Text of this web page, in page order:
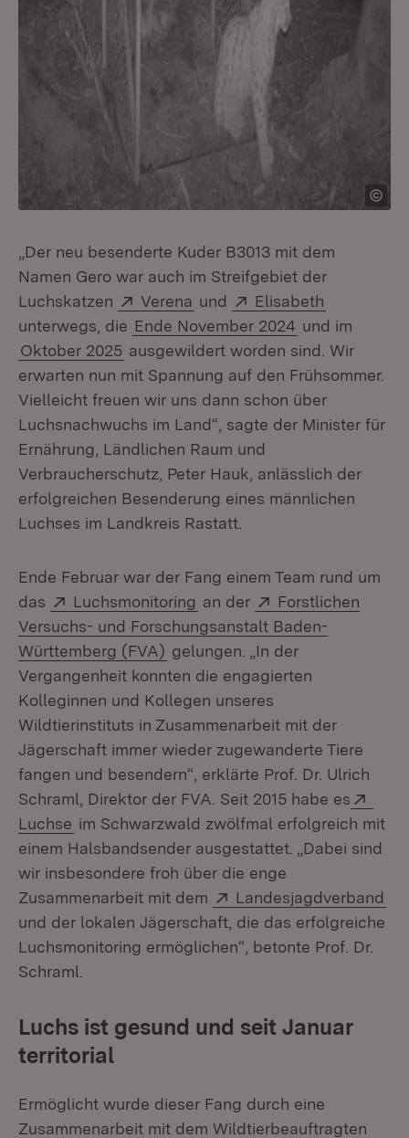
„Der neu besenderte Kuder B3013 mit dem
Namen Gero war auch im Streifgebiet der
Luchskatzen
Extern:
Verena (Öffnet in neuem Fenster)
und Extern:
Elisabeth
unterwegs, die Ende November 2024 und im
Oktober 2025 ausgewildert worden sind. Wir
erwarten nun mit Spannung auf den Frühsommer.
Vielleicht freuen wir uns dann schon über
Luchsnachwuchs im Land“, sagte der Minister für
Ernährung, Ländlichen Raum und
Verbraucherschutz, Peter Hauk, anlässlich der
erfolgreichen Besenderung eines männlichen
Luchses im Landkreis Rastatt.
Ende Februar war der Fang einem Team rund um
das
Extern:
Luchsmonitoring (Öffnet in neuem Fenster)
an der Extern:
Forstlichen
Versuchs- und Forschungsanstalt Baden-
Württemberg (FVA) (Öffnet in neuem Fenster)
gelungen. „In der
Vergangenheit konnten die engagierten
Kolleginnen und Kollegen unseres
Wildtierinstituts in Zusammenarbeit mit der
Jägerschaft immer wieder zugewanderte Tiere
fangen und besendern“, erklärte Prof. Dr. Ulrich
Schraml, Direktor der FVA. Seit 2015 habe es
Luchse (Öffnet in neuem Fenster)
im Schwarzwald zwölfmal erfolgreich mit
einem Halsbandsender ausgestattet. „Dabei sind
wir insbesondere froh über die enge
Zusammenarbeit mit dem
Extern:
Landesjagdverband
und der lokalen Jägerschaft, die das erfolgreiche
Luchsmonitoring ermöglichen“, betonte Prof. Dr.
Schraml.
Luchs ist gesund und seit Januar
territorial
Ermöglicht wurde dieser Fang durch eine
Zusammenarbeit mit dem Wildtierbeauftragten